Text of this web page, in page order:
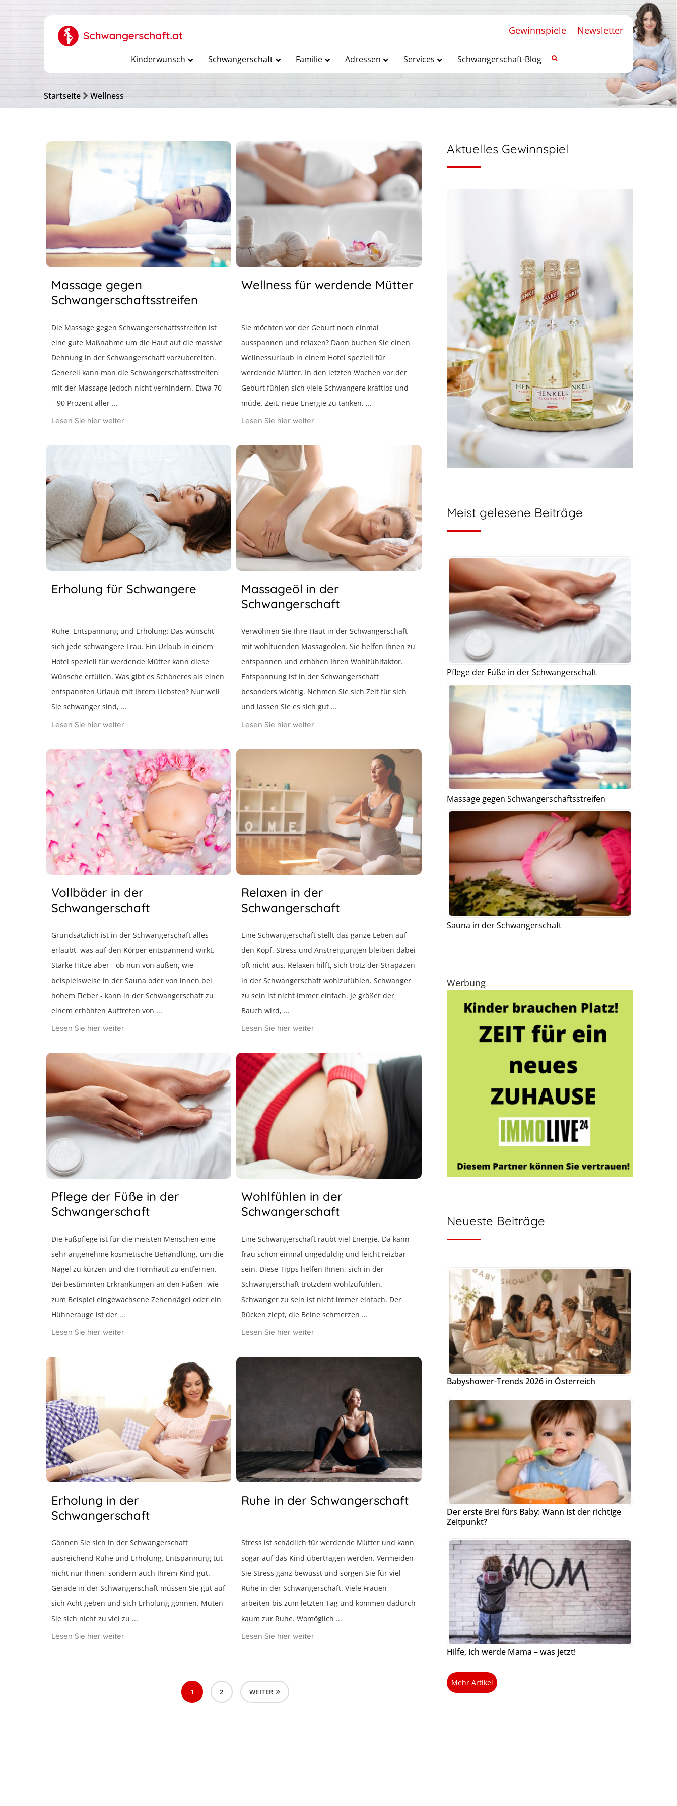
Gewinnspiele Newsletter
Kinderwunsch Schwangerschaft Familie Adressen Services Schwangerschaft-Blog
Startseite Wellness
Massage gegen
Schwangerschaftsstreifen
Die Massage gegen Schwangerschaftsstreifen ist
eine gute Maßnahme um die Haut auf die massive
Dehnung in der Schwangerschaft vorzubereiten.
Generell kann man die Schwangerschaftsstreifen
mit der Massage jedoch nicht verhindern. Etwa 70
– 90 Prozent aller ...
Lesen Sie hier weiter
Wellness für werdende Mütter
Sie möchten vor der Geburt noch einmal
ausspannen und relaxen? Dann buchen Sie einen
Wellnessurlaub in einem Hotel speziell für
werdende Mütter. In den letzten Wochen vor der
Geburt fühlen sich viele Schwangere kraftlos und
müde. Zeit, neue Energie zu tanken. ...
Lesen Sie hier weiter
Erholung für Schwangere
Ruhe, Entspannung und Erholung: Das wünscht
sich jede schwangere Frau. Ein Urlaub in einem
Hotel speziell für werdende Mütter kann diese
Wünsche erfüllen. Was gibt es Schöneres als einen
entspannten Urlaub mit Ihrem Liebsten? Nur weil
Sie schwanger sind, ...
Lesen Sie hier weiter
Massageöl in der
Schwangerschaft
Verwöhnen Sie Ihre Haut in der Schwangerschaft
mit wohltuenden Massageölen. Sie helfen Ihnen zu
entspannen und erhöhen Ihren Wohlfühlfaktor.
Entspannung ist in der Schwangerschaft
besonders wichtig. Nehmen Sie sich Zeit für sich
und lassen Sie es sich gut ...
Lesen Sie hier weiter
Vollbäder in der
Schwangerschaft
Grundsätzlich ist in der Schwangerschaft alles
erlaubt, was auf den Körper entspannend wirkt.
Starke Hitze aber - ob nun von außen, wie
beispielsweise in der Sauna oder von innen bei
hohem Fieber - kann in der Schwangerschaft zu
einem erhöhten Auftreten von ...
Lesen Sie hier weiter
Relaxen in der
Schwangerschaft
Eine Schwangerschaft stellt das ganze Leben auf
den Kopf. Stress und Anstrengungen bleiben dabei
oft nicht aus. Relaxen hilft, sich trotz der Strapazen
in der Schwangerschaft wohlzufühlen. Schwanger
zu sein ist nicht immer einfach. Je größer der
Bauch wird, ...
Lesen Sie hier weiter
Pflege der Füße in der
Schwangerschaft
Die Fußpflege ist für die meisten Menschen eine
sehr angenehme kosmetische Behandlung, um die
Nägel zu kürzen und die Hornhaut zu entfernen.
Bei bestimmten Erkrankungen an den Füßen, wie
zum Beispiel eingewachsene Zehennägel oder ein
Hühnerauge ist der ...
Lesen Sie hier weiter
Wohlfühlen in der
Schwangerschaft
Eine Schwangerschaft raubt viel Energie. Da kann
frau schon einmal ungeduldig und leicht reizbar
sein. Diese Tipps helfen Ihnen, sich in der
Schwangerschaft trotzdem wohlzufühlen.
Schwanger zu sein ist nicht immer einfach. Der
Rücken ziept, die Beine schmerzen ...
Lesen Sie hier weiter
Erholung in der
Schwangerschaft
Gönnen Sie sich in der Schwangerschaft
ausreichend Ruhe und Erholung. Entspannung tut
nicht nur Ihnen, sondern auch Ihrem Kind gut.
Gerade in der Schwangerschaft müssen Sie gut auf
sich Acht geben und sich Erholung gönnen. Muten
Sie sich nicht zu viel zu ...
Lesen Sie hier weiter
Ruhe in der Schwangerschaft
Stress ist schädlich für werdende Mütter und kann
sogar auf das Kind übertragen werden. Vermeiden
Sie Stress ganz bewusst und sorgen Sie für viel
Ruhe in der Schwangerschaft. Viele Frauen
arbeiten bis zum letzten Tag und kommen dadurch
kaum zur Ruhe. Womöglich ...
Lesen Sie hier weiter
1 2 WEITER
Aktuelles Gewinnspiel
Meist gelesene Beiträge
Pflege der Füße in der Schwangerschaft
Massage gegen Schwangerschaftsstreifen
Sauna in der Schwangerschaft
Werbung
Neueste Beiträge
Babyshower-Trends 2026 in Österreich
Der erste Brei fürs Baby: Wann ist der richtige
Zeitpunkt?
Hilfe, ich werde Mama – was jetzt!
Mehr Artikel